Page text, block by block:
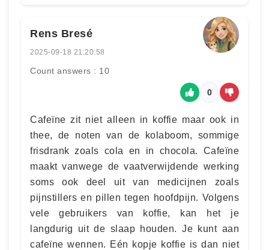
Rens Bresé
2025-09-18 21:20:58
Count answers : 10
0
Cafeïne zit niet alleen in koffie maar ook in
thee, de noten van de kolaboom, sommige
frisdrank zoals cola en in chocola. Cafeïne
maakt vanwege de vaatverwijdende werking
soms ook deel uit van medicijnen zoals
pijnstillers en pillen tegen hoofdpijn. Volgens
vele gebruikers van koffie, kan het je
langdurig uit de slaap houden. Je kunt aan
cafeïne wennen. Eén kopje koffie is dan niet